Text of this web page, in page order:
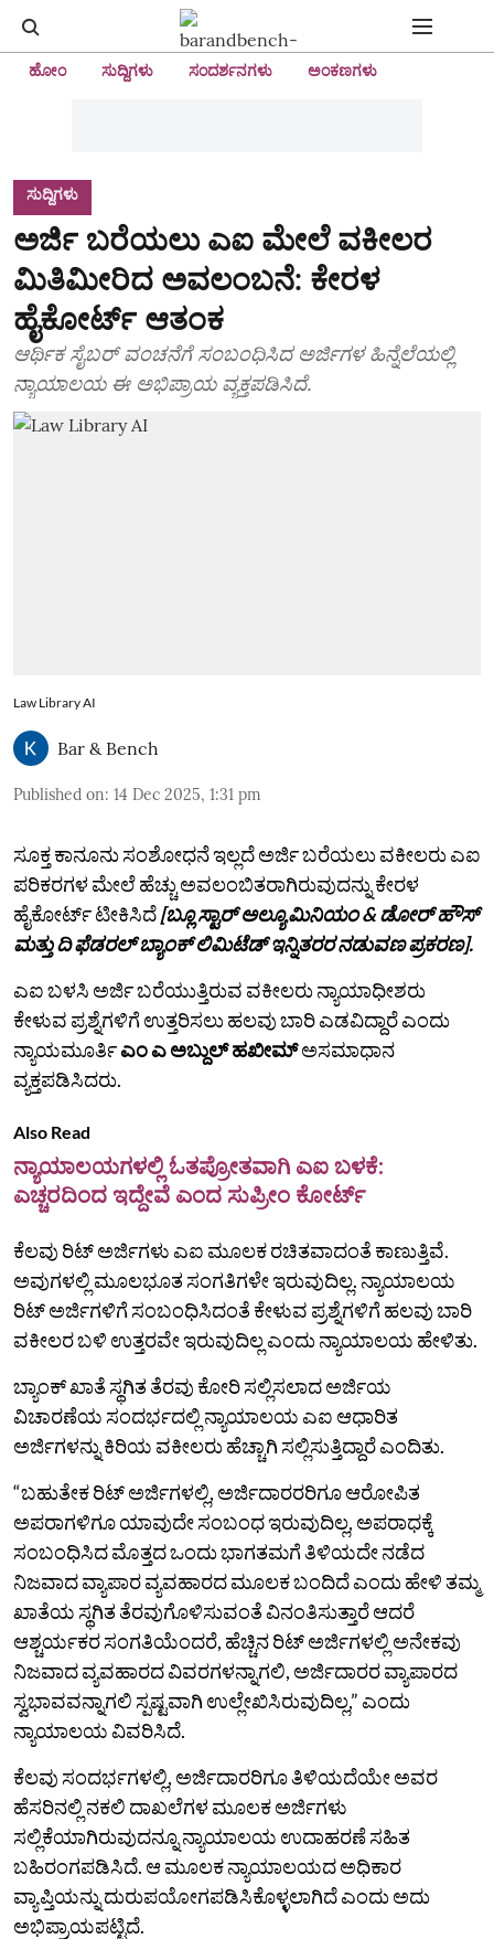
ಹೋಂ ಸುದ್ದಿಗಳು ಸಂದರ್ಶನಗಳು ಅಂಕಣಗಳು
ಸುದ್ದಿಗಳು
ಅರ್ಜಿ ಬರೆಯಲು ಎಐ ಮೇಲೆ ವಕೀಲರ
ಮಿತಿಮೀರಿದ ಅವಲಂಬನೆ: ಕೇರಳ
ಹೈಕೋರ್ಟ್ ಆತಂಕ
ಆರ್ಥಿಕ ಸೈಬರ್ ವಂಚನೆಗೆ ಸಂಬಂಧಿಸಿದ ಅರ್ಜಿಗಳ ಹಿನ್ನೆಲೆಯಲ್ಲಿ
ನ್ಯಾಯಾಲಯ ಈ ಅಭಿಪ್ರಾಯ ವ್ಯಕ್ತಪಡಿಸಿದೆ.
Law Library AI
Bar & Bench
Published on: 14 Dec 2025, 1:31 pm
ಸೂಕ್ತ ಕಾನೂನು ಸಂಶೋಧನೆ ಇಲ್ಲದೆ ಅರ್ಜಿ ಬರೆಯಲು ವಕೀಲರು ಎಐ
ಪರಿಕರಗಳ ಮೇಲೆ ಹೆಚ್ಚು ಅವಲಂಬಿತರಾಗಿರುವುದನ್ನು ಕೇರಳ
ಹೈಕೋರ್ಟ್‌ ಟೀಕಿಸಿದೆ[ಬ್ಲೂ ಸ್ಟಾರ್ ಅಲ್ಯೂಮಿನಿಯಂ & ಡೋರ್ ಹೌಸ್
ಮತ್ತು ದಿ ಫೆಡರಲ್ ಬ್ಯಾಂಕ್ ಲಿಮಿಟೆಡ್ ಇನ್ನಿತರರ ನಡುವಣ ಪ್ರಕರಣ].
ಎಐ ಬಳಸಿ ಅರ್ಜಿ ಬರೆಯುತ್ತಿರುವ ವಕೀಲರು ನ್ಯಾಯಾಧೀಶರು
ಕೇಳುವ ಪ್ರಶ್ನೆಗಳಿಗೆ ಉತ್ತರಿಸಲು ಹಲವು ಬಾರಿ ಎಡವಿದ್ದಾರೆ ಎಂದು
ನ್ಯಾಯಮೂರ್ತಿಎಂ ಎ ಅಬ್ದುಲ್ ಹಖೀಮ್ಅಸಮಾಧಾನ
ವ್ಯಕ್ತಪಡಿಸಿದರು.
Also Read
ನ್ಯಾಯಾಲಯಗಳಲ್ಲಿ ಓತಪ್ರೋತವಾಗಿ ಎಐ ಬಳಕೆ:
ಎಚ್ಚರದಿಂದ ಇದ್ದೇವೆ ಎಂದ ಸುಪ್ರೀಂ ಕೋರ್ಟ್‌
ಕೆಲವು ರಿಟ್ ಅರ್ಜಿಗಳು ಎಐ ಮೂಲಕ ರಚಿತವಾದಂತೆ ಕಾಣುತ್ತಿವೆ.
ಅವುಗಳಲ್ಲಿ ಮೂಲಭೂತ ಸಂಗತಿಗಳೇ ಇರುವುದಿಲ್ಲ. ನ್ಯಾಯಾಲಯ
ರಿಟ್‌ ಅರ್ಜಿಗಳಿಗೆ ಸಂಬಂಧಿಸಿದಂತೆ ಕೇಳುವ ಪ್ರಶ್ನೆಗಳಿಗೆ ಹಲವು ಬಾರಿ
ವಕೀಲರ ಬಳಿ ಉತ್ತರವೇ ಇರುವುದಿಲ್ಲ ಎಂದು ನ್ಯಾಯಾಲಯ ಹೇಳಿತು.
ಬ್ಯಾಂಕ್ ಖಾತೆ ಸ್ಥಗಿತ ತೆರವು ಕೋರಿ ಸಲ್ಲಿಸಲಾದ ಅರ್ಜಿಯ
ವಿಚಾರಣೆಯ ಸಂದರ್ಭದಲ್ಲಿ ನ್ಯಾಯಾಲಯ ಎಐ ಆಧಾರಿತ
ಅರ್ಜಿಗಳನ್ನು ಕಿರಿಯ ವಕೀಲರು ಹೆಚ್ಚಾಗಿ ಸಲ್ಲಿಸುತ್ತಿದ್ದಾರೆ ಎಂದಿತು.
“ಬಹುತೇಕ ರಿಟ್ ಅರ್ಜಿಗಳಲ್ಲಿ, ಅರ್ಜಿದಾರರರಿಗೂ ಆರೋಪಿತ
ಅಪರಾಗಳಿಗೂ ಯಾವುದೇ ಸಂಬಂಧ ಇರುವುದಿಲ್ಲ, ಅಪರಾಧಕ್ಕೆ
ಸಂಬಂಧಿಸಿದ ಮೊತ್ತದ ಒಂದು ಭಾಗತಮಗೆ ತಿಳಿಯದೇ ನಡೆದ
ನಿಜವಾದ ವ್ಯಾಪಾರ ವ್ಯವಹಾರದ ಮೂಲಕ ಬಂದಿದೆ ಎಂದು ಹೇಳಿ ತಮ್ಮ
ಖಾತೆಯ ಸ್ಥಗಿತ ತೆರವುಗೊಳಿಸುವಂತೆ ವಿನಂತಿಸುತ್ತಾರೆ ಆದರೆ
ಆಶ್ಚರ್ಯಕರ ಸಂಗತಿಯೆಂದರೆ, ಹೆಚ್ಚಿನ ರಿಟ್ ಅರ್ಜಿಗಳಲ್ಲಿ ಅನೇಕವು
ನಿಜವಾದ ವ್ಯವಹಾರದ ವಿವರಗಳನ್ನಾಗಲಿ, ಅರ್ಜಿದಾರರ ವ್ಯಾಪಾರದ
ಸ್ವಭಾವವನ್ನಾಗಲಿ ಸ್ಪಷ್ಟವಾಗಿ ಉಲ್ಲೇಖಿಸಿರುವುದಿಲ್ಲ,” ಎಂದು
ನ್ಯಾಯಾಲಯ ವಿವರಿಸಿದೆ.
ಕೆಲವು ಸಂದರ್ಭಗಳಲ್ಲಿ, ಅರ್ಜಿದಾರರಿಗೂ ತಿಳಿಯದೆಯೇ ಅವರ
ಹೆಸರಿನಲ್ಲಿ ನಕಲಿ ದಾಖಲೆಗಳ ಮೂಲಕ ಅರ್ಜಿಗಳು
ಸಲ್ಲಿಕೆಯಾಗಿರುವುದನ್ನೂ ನ್ಯಾಯಾಲಯ ಉದಾಹರಣೆ ಸಹಿತ
ಬಹಿರಂಗಪಡಿಸಿದೆ. ಆ ಮೂಲಕ ನ್ಯಾಯಾಲಯದ ಅಧಿಕಾರ
ವ್ಯಾಪ್ತಿಯನ್ನು ದುರುಪಯೋಗಪಡಿಸಿಕೊಳ್ಳಲಾಗಿದೆ ಎಂದು ಅದು
ಅಭಿಪ್ರಾಯಪಟ್ಟಿದೆ.